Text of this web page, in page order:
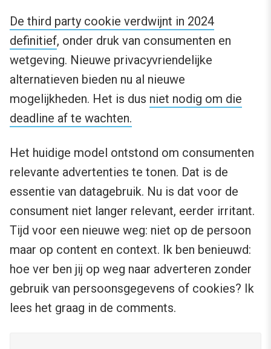
De third party cookie verdwijnt in 2024
definitief, onder druk van consumenten en
wetgeving. Nieuwe privacyvriendelijke
alternatieven bieden nu al nieuwe
mogelijkheden. Het is dus niet nodig om die
deadline af te wachten.
Het huidige model ontstond om consumenten
relevante advertenties te tonen. Dat is de
essentie van datagebruik. Nu is dat voor de
consument niet langer relevant, eerder irritant.
Tijd voor een nieuwe weg: niet op de persoon
maar op content en context. Ik ben benieuwd:
hoe ver ben jij op weg naar adverteren zonder
gebruik van persoonsgegevens of cookies? Ik
lees het graag in de comments.